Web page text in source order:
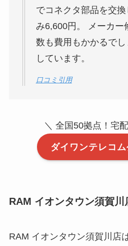
でコネクタ部品を交
み6,600円。 メーカー
数も費用もかかるで
しています。
口コミ引用
＼ 全国50拠点！宅
ダイワンテレコ
RAM イオンタウン須賀川
RAM イオンタウン須賀川店